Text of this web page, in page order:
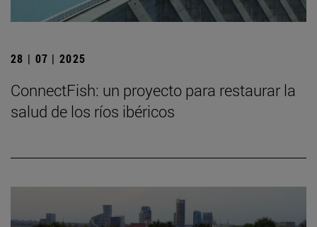
28 | 07 | 2025
ConnectFish: un proyecto para restaurar la
salud de los ríos ibéricos